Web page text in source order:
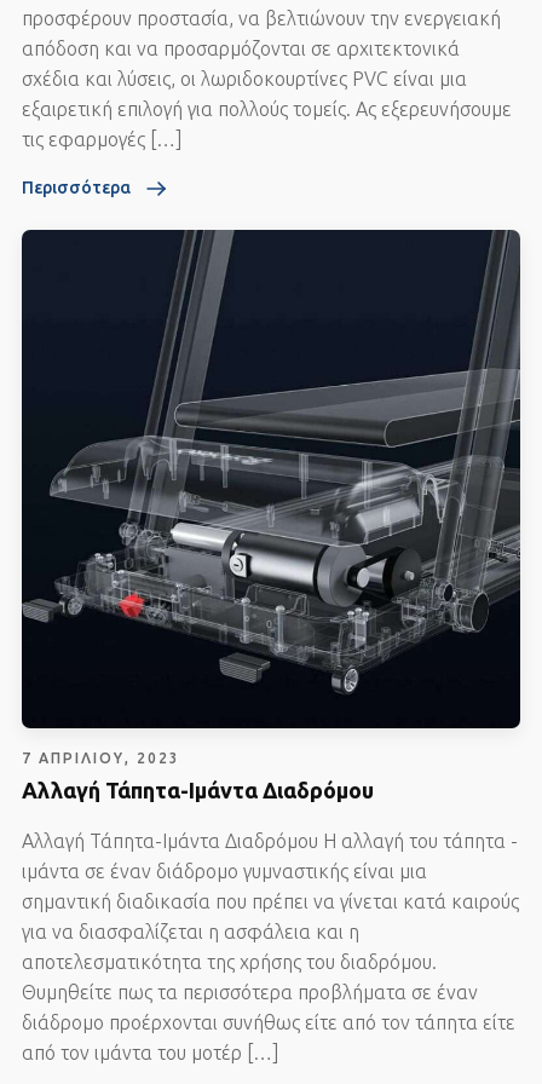
προσφέρουν προστασία, να βελτιώνουν την ενεργειακή
απόδοση και να προσαρμόζονται σε αρχιτεκτονικά
σχέδια και λύσεις, οι λωριδοκουρτίνες PVC είναι μια
εξαιρετική επιλογή για πολλούς τομείς. Ας εξερευνήσουμε
τις εφαρμογές […]
Περισσότερα
7 ΑΠΡΙΛΊΟΥ, 2023
Αλλαγή Τάπητα-Ιμάντα Διαδρόμου
Αλλαγή Τάπητα-Ιμάντα Διαδρόμου Η αλλαγή του τάπητα -
ιμάντα σε έναν διάδρομο γυμναστικής είναι μια
σημαντική διαδικασία που πρέπει να γίνεται κατά καιρούς
για να διασφαλίζεται η ασφάλεια και η
αποτελεσματικότητα της χρήσης του διαδρόμου.
Θυμηθείτε πως τα περισσότερα προβλήματα σε έναν
διάδρομο προέρχονται συνήθως είτε από τον τάπητα είτε
από τον ιμάντα του μοτέρ […]